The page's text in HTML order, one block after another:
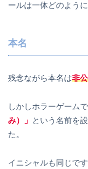
ールは一体どのよう
本名
残念ながら本名は非
しかしホラーゲーム
み）」 という名前を
た。
イニシャルも同じです